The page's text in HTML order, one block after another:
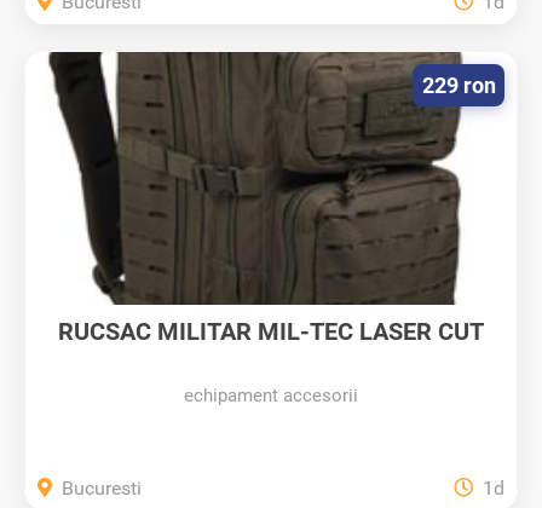
RUCSAC MILITAR MIL-TEC LASER CUT
echipament accesorii
229 ron
Bucuresti 1d